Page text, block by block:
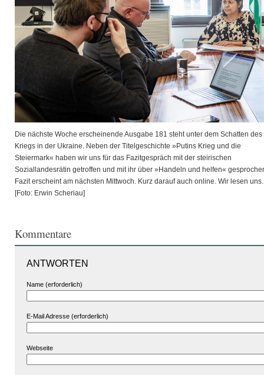
Die nächste Woche erscheinende Ausgabe 181 steht unter dem Schatten des
Kriegs in der Ukraine. Neben der Titelgeschichte »Putins Krieg und die
Steiermark« haben wir uns für das Fazitgespräch mit der steirischen
Soziallandesrätin getroffen und mit ihr über »Handeln und helfen«
Fazit erscheint am nächsten Mittwoch. Kurz darauf auch online. Wir lesen uns.
[Foto: Erwin Scheriau]
Kommentare
ANTWORTEN
Name (erforderlich)
E-Mail Adresse (erforderlich)
Webseite